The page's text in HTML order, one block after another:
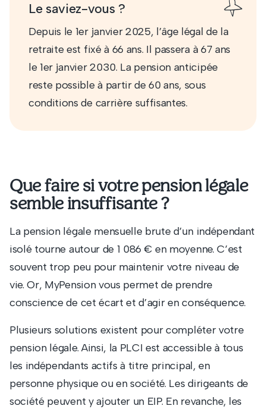
Le saviez-vous ?
Depuis le 1er janvier 2025, l’âge légal de la
retraite est fixé à 66 ans. Il passera à 67 ans
le 1er janvier 2030. La pension anticipée
reste possible à partir de 60 ans, sous
conditions de carrière suffisantes.
Que faire si votre pension légale
semble insuffisante ?
La pension légale mensuelle brute d’un indépendant
isolé tourne autour de 1 086 € en moyenne. C’est
souvent trop peu pour maintenir votre niveau de
vie. Or, MyPension vous permet de prendre
conscience de cet écart et d’agir en conséquence.
Plusieurs solutions existent pour compléter votre
pension légale. Ainsi, la PLCI est accessible à tous
les indépendants actifs à titre principal, en
personne physique ou en société. Les dirigeants de
société peuvent y ajouter un EIP. En revanche, les